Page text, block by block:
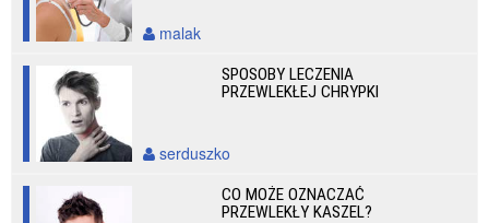
malak
SPOSOBY LECZENIA
PRZEWLEKŁEJ CHRYPKI
serduszko
CO MOŻE OZNACZAĆ
PRZEWLEKŁY KASZEL?